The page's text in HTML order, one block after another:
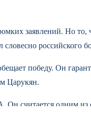
заявлений. Но
словесно российского
победу. Он
Царукян.
считается одним